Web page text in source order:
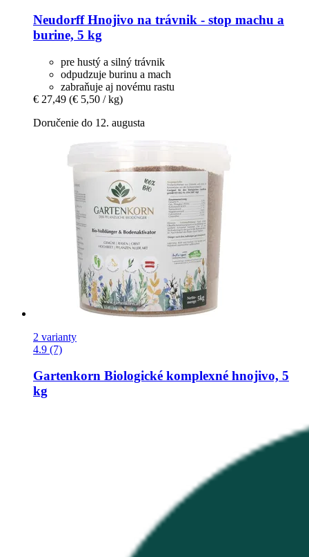
NeudorffHnojivo na trávnik -​ stop machu a
burine, 5 kg
pre hustý a silný trávnik
odpudzuje burinu a mach
zabraňuje aj novému rastu
€ 27,49 (€ 5,50 / kg)
Doručenie do 12. augusta
2 varianty
4.9 (7)
Gartenkorn Biologické komplexné hnojivo, 5
kg